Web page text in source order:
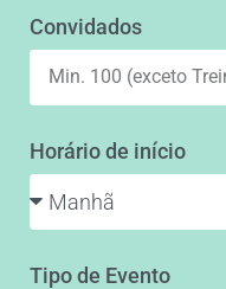
Convidados
Horário de início
Tipo de Evento